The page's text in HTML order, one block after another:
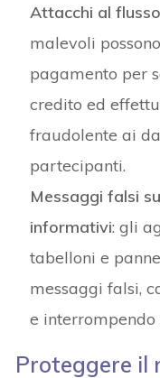
Attacchi al
malevoli
pagamento per
credito ed
fraudolente ai
partecipanti.
Messaggi falsi
informativi: gli
tabelloni e
messaggi falsi,
e interrompendo
Proteggere il